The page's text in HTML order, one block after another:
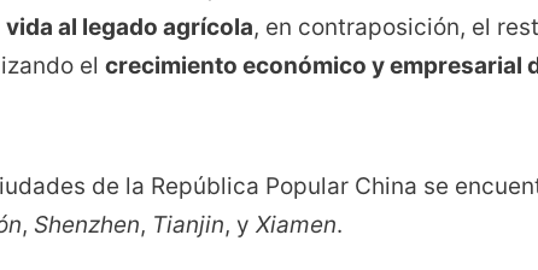
vida al legado agrícola, en contraposición, el
el crecimiento económico y empresarial
de la República Popular China se
, Shenzhen, Tianjin, y Xiamen.